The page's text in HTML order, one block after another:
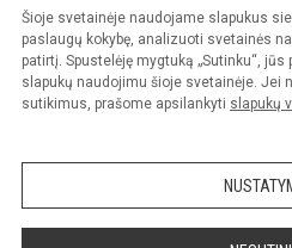
Šioje svetainėje naudojame slapukus
paslaugų kokybę, analizuoti svetainės
patirtį. Spustelėję mygtuką „Sutinku“,
slapukų naudojimu šioje svetainėje. Jei
sutikimus, prašome apsilankyti slapukų
© 2021. Biržų „Saulės“
Kopijuoti turinį be raštiško
Prieinamumo paraiška
Sumanus būdas atnaujinti